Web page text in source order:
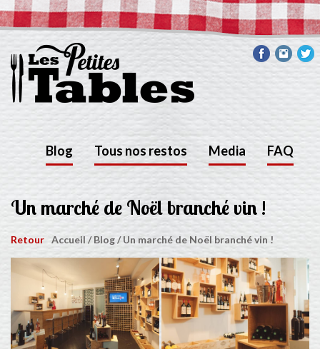
Blog Tous nos restos Media FAQ
Un marché de Noël branché vin !
Retour Accueil /Blog/Un marché de Noël branché vin !